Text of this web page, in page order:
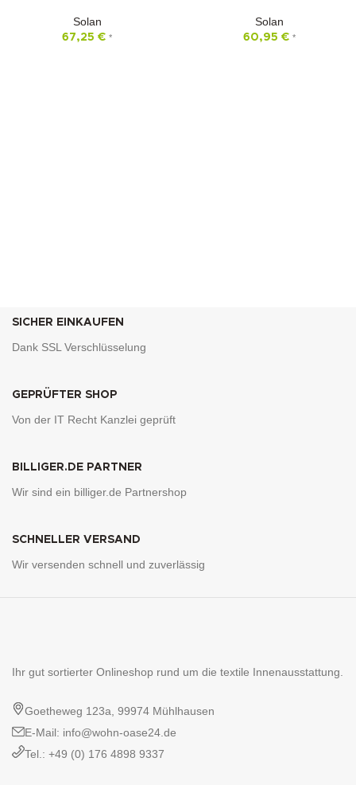
Solan
67,25 € *
Solan
60,95 € *
SICHER EINKAUFEN
Dank SSL Verschlüsselung
GEPRÜFTER SHOP
Von der IT Recht Kanzlei geprüft
BILLIGER.DE PARTNER
Wir sind ein billiger.de Partnershop
SCHNELLER VERSAND
Wir versenden schnell und zuverlässig
Ihr gut sortierter Onlineshop rund um die textile Innenausstattung.
Goetheweg 123a, 99974 Mühlhausen
E-Mail: info@wohn-oase24.de
Tel.: +49 (0) 176 4898 9337